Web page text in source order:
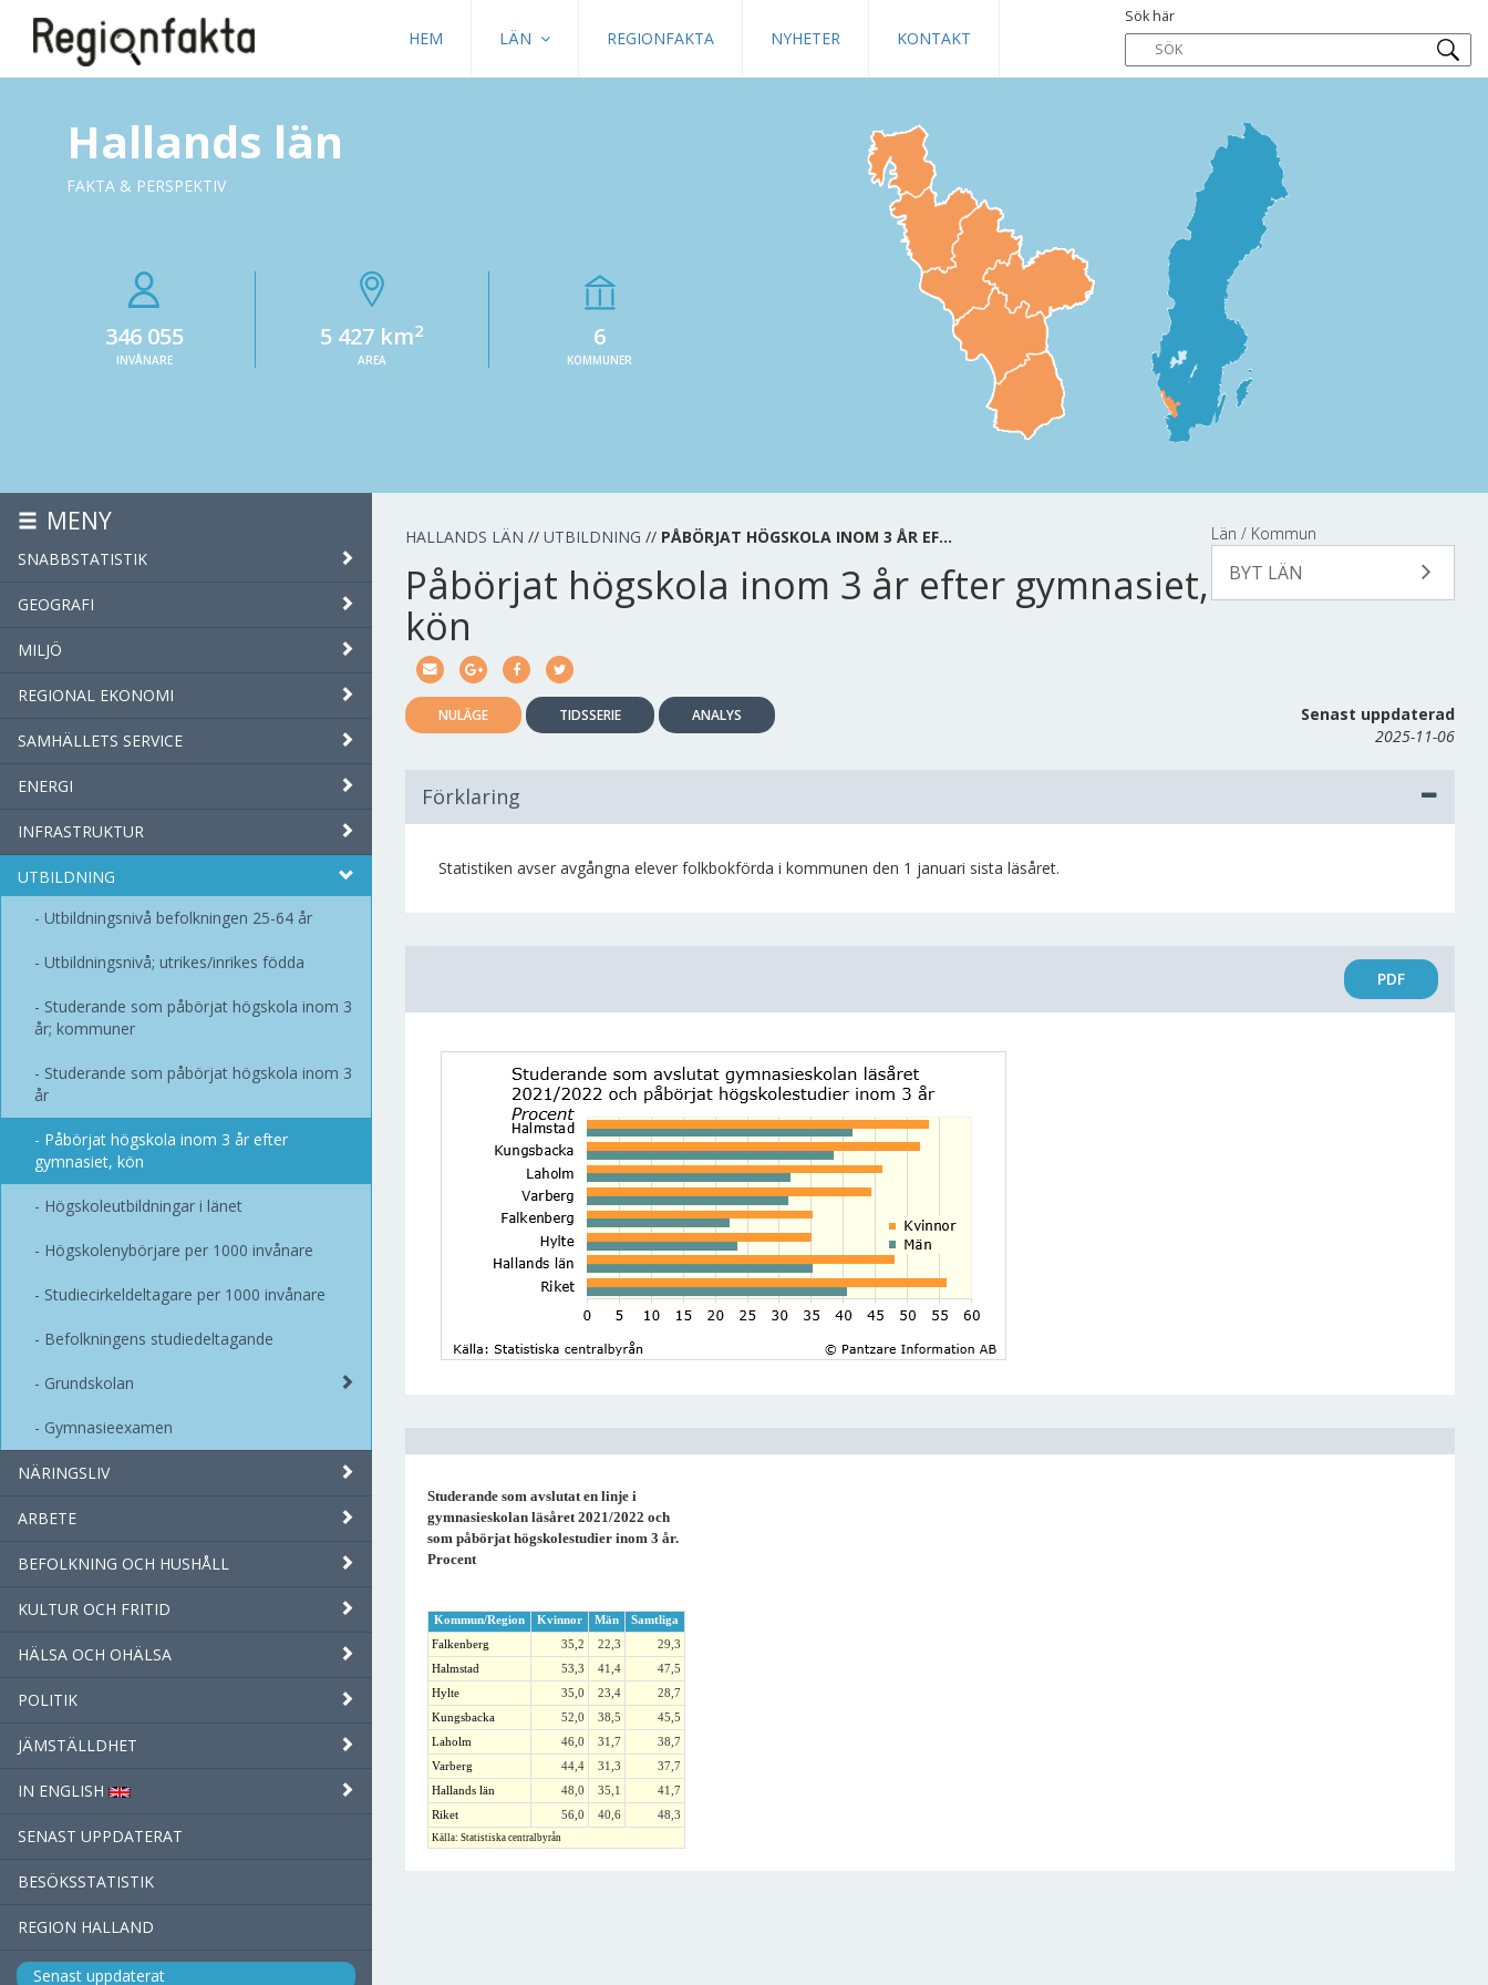
HEM LÄN REGIONFAKTA NYHETER KONTAKT
Sök här
Hallands län
FAKTA & PERSPEKTIV
346 055
INVÅNARE
5 427 km2
AREA
6
KOMMUNER
MENY
SNABBSTATISTIK
GEOGRAFI
MILJÖ
REGIONAL EKONOMI
SAMHÄLLETS SERVICE
ENERGI
INFRASTRUKTUR
UTBILDNING
Utbildningsnivå befolkningen 25-64 år
Utbildningsnivå; utrikes/inrikes födda
Studerande som påbörjat högskola inom 3
år; kommuner
Studerande som påbörjat högskola inom 3
år
Påbörjat högskola inom 3 år efter
gymnasiet, kön
Högskoleutbildningar i länet
Högskolenybörjare per 1000 invånare
Studiecirkeldeltagare per 1000 invånare
Befolkningens studiedeltagande
Grundskolan
Gymnasieexamen
NÄRINGSLIV
ARBETE
BEFOLKNING OCH HUSHÅLL
KULTUR OCH FRITID
HÄLSA OCH OHÄLSA
POLITIK
JÄMSTÄLLDHET
IN ENGLISH
SENAST UPPDATERAT
BESÖKSSTATISTIK
REGION HALLAND
Senast uppdaterat
HALLANDS LÄN // UTBILDNING // PÅBÖRJAT HÖGSKOLA INOM 3 ÅR EF… Län / Kommun
BYT LÄN
Påbörjat högskola inom 3 år efter gymnasiet,
kön
NULÄGE TIDSSERIE ANALYS
Senast uppdaterad
2025-11-06
Förklaring
Statistiken avser avgångna elever folkbokförda i kommunen den 1 januari sista läsåret.
PDF
Studerande som avslutat en linje i
gymnasieskolan läsåret 2021/2022 och
som påbörjat högskolestudier inom 3 år.
Procent
Kommun/Region Kvinnor Män
Samtliga
Falkenberg
35,2 22,3
29,3
Halmstad
53,3 41,4
47,5
Hylte
35,0 23,4
28,7
Kungsbacka
52,0 38,5
45,5
Laholm
46,0 31,7
38,7
Varberg
44,4 31,3
37,7
Hallands län
48,0 35,1
41,7
Riket
56,0 40,6 48,3
Källa: Statistiska centralbyrån